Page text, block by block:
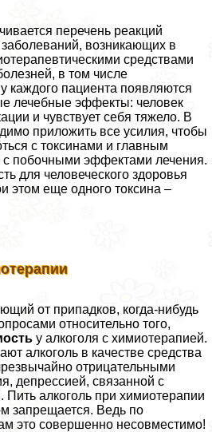
перечень реакций
заболеваний, возникающих в
средствами
в том числе
каждого пациента появляются
лечебные эффекты: человек
и чувствует себя тяжело. В
приложить все усилия, чтобы
с токсинами и главным
с побочными эффектами лечения.
для человеческого здоровья
этом еще одного токсина –
от припадков, когда-нибудь
относительно того,
у алкоголя с химиотерапией.
алкоголь в качестве средства
отрицательными
депрессией, связанной с
Пить алкоголь при химиотерапии
запрещается. Ведь по
это совершенно несовместимо!